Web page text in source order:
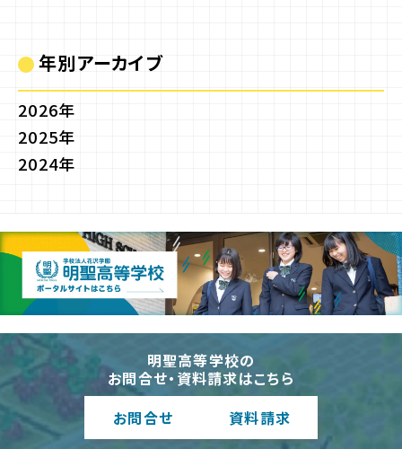
年別アーカイブ
2026年
2025年
2024年
明聖高等学校の
お問合せ・資料請求はこちら
お問合せ 資料請求